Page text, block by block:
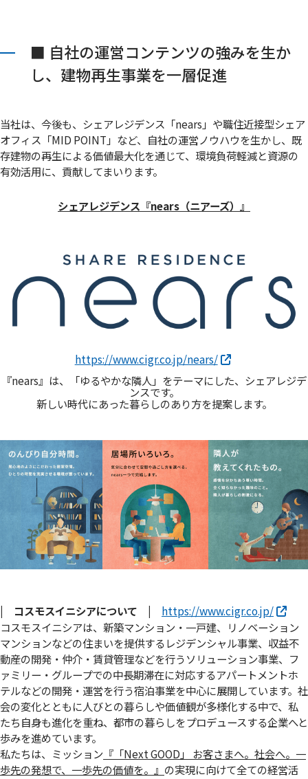
■ 自社の運営コンテンツの強みを生か
し、建物再生事業を一層促進
当社は、今後も、シェアレジデンス「nears」や職住近接型シェア
オフィス「MID POINT」など、自社の運営ノウハウを生かし、既
存建物の再生による価値最大化を通じて、環境負荷軽減と資源の
有効活用に、貢献してまいります。
シェアレジデンス『nears（ニアーズ）』
https://www.cigr.co.jp/nears/
『nears』は、「ゆるやかな隣人」をテーマにした、シェアレジデ
ンスです。
新しい時代にあった暮らしのあり方を提案します。
| コスモスイニシアについて |
https://www.cigr.co.jp/
コスモスイニシアは、新築マンション・一戸建、リノベーション
マンションなどの住まいを提供するレジデンシャル事業、収益不
動産の開発・仲介・賃貸管理などを行うソリューション事業、フ
ァミリー・グループでの中長期滞在に対応するアパートメントホ
テルなどの開発・運営を行う宿泊事業を中心に展開しています。社
会の変化とともに人びとの暮らしや価値観が多様化する中で、私
たち自身も進化を重ね、都市の暮らしをプロデュースする企業へと
歩みを進めています。
私たちは、ミッション 『「Next GOOD」 お客さまへ。社会へ。⼀
歩先の発想で、⼀歩先の価値を。』 の実現に向けて全ての経営活